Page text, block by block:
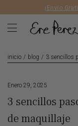
Liquid error (layout/
snippets/geolizr-
¡Envío
inicio / blog / 3 sencillos
Enero 29, 2025
3 sencillos
de maquillaje